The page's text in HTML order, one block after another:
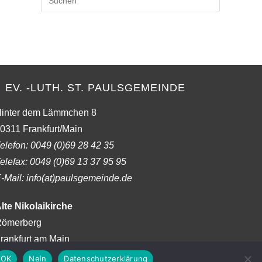
Escape
EV. -LUTH. ST. PAULSGEMEINDE
dem Lämmchen 8
Frankfurt/Main
0049 (0)69 28 42 35
0049 (0)69 13 37 95 95
Mail: info(at)paulsgemeinde.de
Nikolaikirche
am Main
OK Nein Datenschutzerklärung